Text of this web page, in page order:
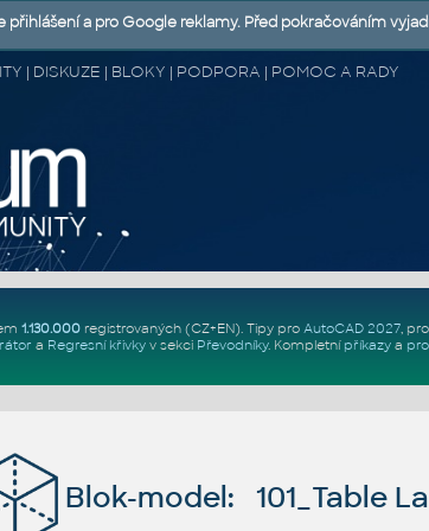
| DISKUZE | BLOKY | PODPORA | POMOC A RADY
1.130.000registrovaných (CZ+EN). Tipy pro AutoCAD 2027, pro
a Regresní křivkyv sekci Převodníky. Kompletní příkazya
Blok-model: 101_Table
a pro Google reklamy. Před pokračováním